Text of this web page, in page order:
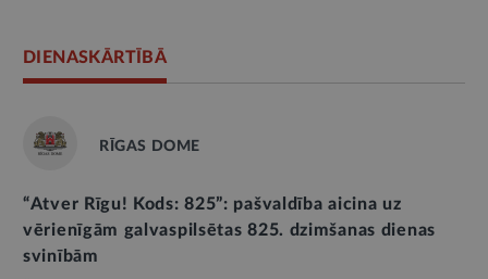
DIENASKĀRTĪBĀ
RĪGAS DOME
“Atver Rīgu! Kods: 825”: pašvaldība aicina uz
vērienīgām galvaspilsētas 825. dzimšanas dienas
svinībām